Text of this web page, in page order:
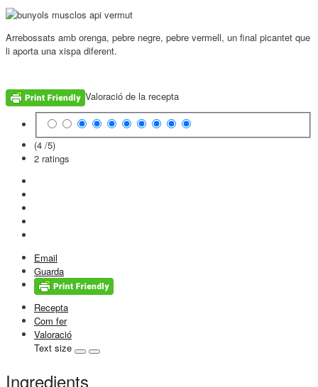
Arrebossats amb orenga, pebre negre, pebre vermell, un final picantet que
li aporta una xispa diferent.
Valoració de la recepta
(4 /5)
2 ratings
Email
Guarda
Recepta
Com fer
Valoració
Text size
Ingredients